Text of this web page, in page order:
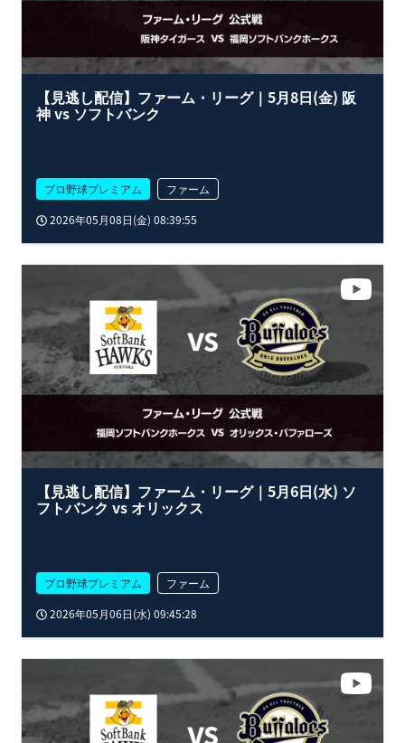
【見逃し配信】ファーム・リーグ｜5月8日(金) 阪
神 vs ソフトバンク
プロ野球プレミアム
ファーム
2026年05月08日(金) 08:39:55
【見逃し配信】ファーム・リーグ｜5月6日(水) ソ
フトバンク vs オリックス
プロ野球プレミアム
ファーム
2026年05月06日(水) 09:45:28